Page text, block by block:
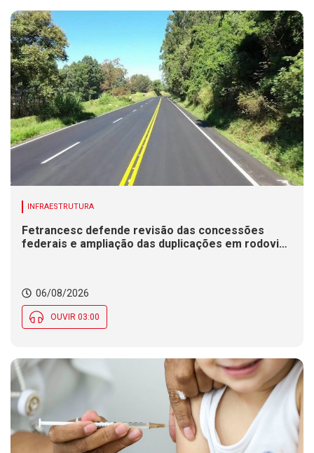
INFRAESTRUTURA
Fetrancesc defende revisão das concessões
federais e ampliação das duplicações em rodovias
06/08/2026
OUVIR 03:00